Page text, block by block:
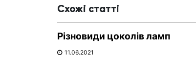
Схожі статті
Різновиди цоколів ламп
11.06.2021